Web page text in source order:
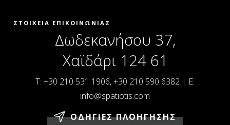
ΣΤΟΙΧΕΙΑ ΕΠΙΚΟΙΝΩΝΙΑΣ
Δωδεκανήσου 37,
Χαϊδάρι 124 61
T: +30 210 531 1906,+30 210 590 6382 | E:
info@spatiotis.com
ΟΔΗΓΙΕΣ ΠΛΟΗΓΗΣΗΣ